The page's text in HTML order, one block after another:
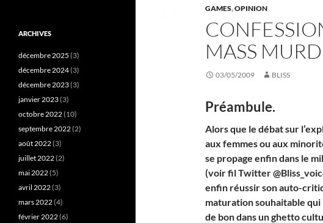
GAMES,OPINION
MASS
03/05/2009 BLISS
Préambule.
Alors que le débat sur
aux femmes ou aux
se propage enfin dans le
(voir fil Twitter
enfin réussir son auto-
maturation souhaitable
de bon dans un ghetto
ARCHIVES
décembre 2025 (3)
décembre 2024(3)
décembre 2023(3)
janvier 2023(3)
octobre 2022(10)
septembre 2022(2)
août 2022(3)
juillet 2022(2)
mai 2022(5)
avril 2022(3)
mars 2022(4)
février 2022(6)